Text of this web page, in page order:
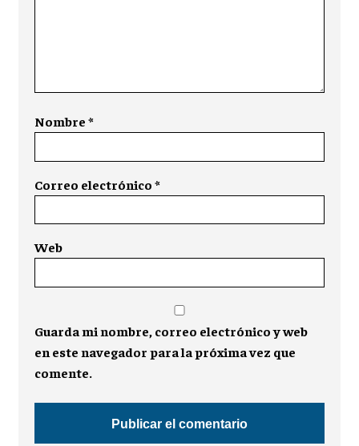
Nombre*
Correo electrónico*
Web
Guarda mi nombre, correo electrónico y web
en este navegador para la próxima vez que
comente.